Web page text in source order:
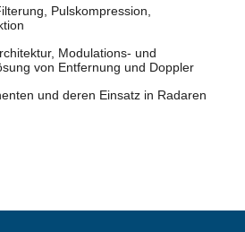
Pulskompression,
Modulations- und
von Entfernung und Doppler
und deren Einsatz in Radaren